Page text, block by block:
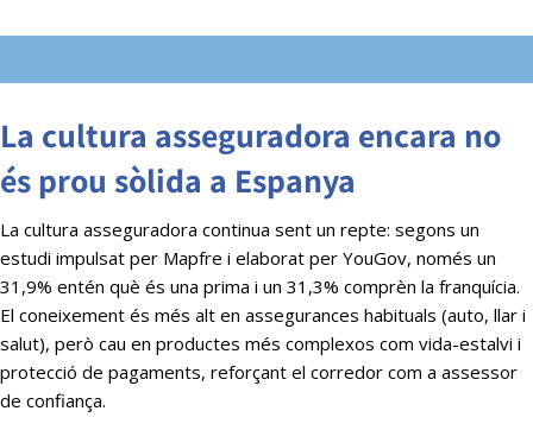
La cultura asseguradora encara no
és prou sòlida a Espanya
La cultura asseguradora continua sent un repte: segons un
estudi impulsat per Mapfre i elaborat per YouGov, només un
31,9% entén què és una prima i un 31,3% comprèn la franquícia.
El coneixement és més alt en assegurances habituals (auto, llar i
salut), però cau en productes més complexos com vida-estalvi i
protecció de pagaments, reforçant el corredor com a assessor
de confiança.